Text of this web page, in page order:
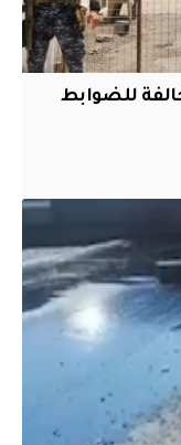
للضوابط